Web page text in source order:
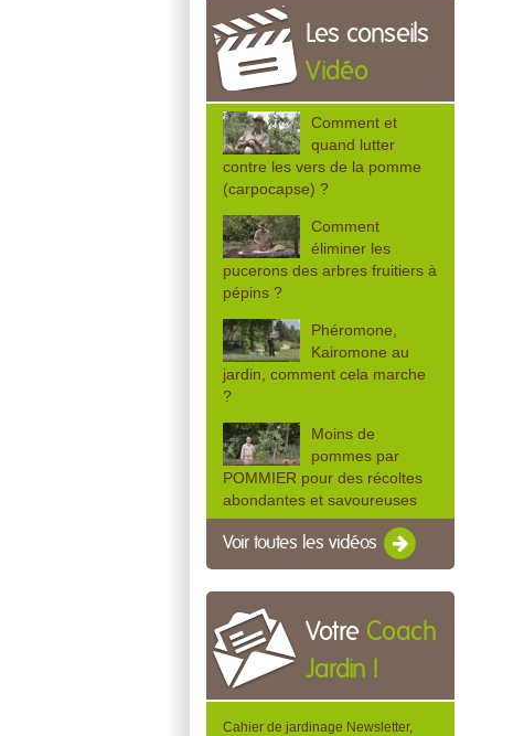
Les conseils
Vidéo
Comment et
quand lutter
contre les vers de la pomme
(carpocapse) ?
Comment
éliminer les
pucerons des arbres fruitiers à
pépins ?
Phéromone,
Kairomone au
jardin, comment cela marche
?
Moins de
pommes par
POMMIER pour des récoltes
abondantes et savoureuses
Voir toutes les vidéos
Votre Coach
Jardin !
Cahier de jardinage Newsletter,